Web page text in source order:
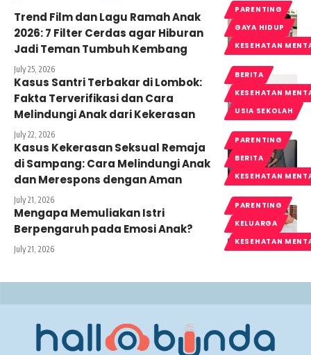
PARENTING
GAYA HIDUP
KESEHATAN
Trend Film dan Lagu Ramah Anak
2026: 7 Filter Cerdas agar Hiburan
Jadi Teman Tumbuh Kembang
July 25, 2026
BERITA
KESEHATAN
USIA SEKOLAH
Kasus Santri Terbakar di Lombok:
Fakta Terverifikasi dan Cara
Melindungi Anak dari Kekerasan
July 22, 2026
PARENTING
BERITA
KESEHATAN
Kasus Kekerasan Seksual Remaja
di Sampang: Cara Melindungi Anak
dan Merespons dengan Aman
July 21, 2026
PARENTING
KELUARGA
KESEHATAN
Mengapa Memuliakan Istri
Berpengaruh pada Emosi Anak?
July 21, 2026